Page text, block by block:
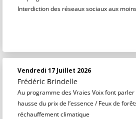
Interdiction des réseaux sociaux aux
Vendredi 17 Juillet 2026
Frédéric Brindelle
Au programme des Vraies Voix font
hausse du prix de l’essence / Feux de
réchauffement climatique